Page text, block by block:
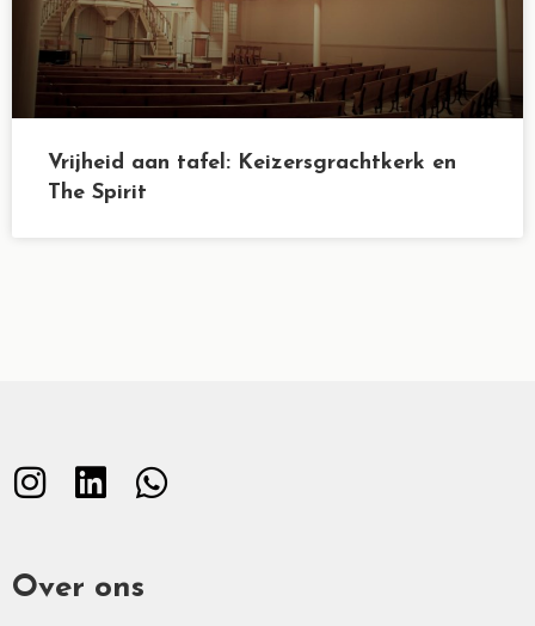
Vrijheid aan tafel: Keizersgrachtkerk en
The Spirit
Over ons